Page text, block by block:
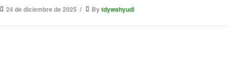
24 de diciembre de 2025 Bytdywahyudi